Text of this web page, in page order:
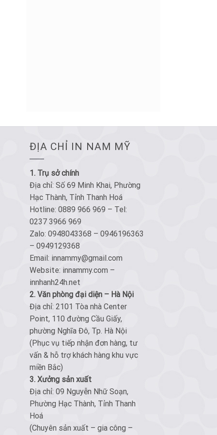
ĐỊA CHỈ IN NAM MỸ
1. Trụ sở chính
Địa chỉ: Số 69 Minh Khai, Phường
Hạc Thành, Tỉnh Thanh Hoá
Hotline: 0889 966 969 – Tel:
0237 3966 969
Zalo: 0948043368 – 0946196363
– 0949129368
Email: innammy@gmail.com
Website: innammy.com –
innhanh24h.net
2. Văn phòng đại diện – Hà Nội
Địa chỉ: 2101 Tòa nhà Center
Point, 110 đường Cầu Giấy,
phường Nghĩa Đô, Tp. Hà Nội
(Phục vụ tiếp nhận đơn hàng, tư
vấn & hỗ trợ khách hàng khu vực
miền Bắc)
3. Xưởng sản xuất
Địa chỉ: 09 Nguyễn Nhữ Soạn,
Phường Hạc Thành, Tỉnh Thanh
Hoá
(Chuyên sản xuất – gia công –